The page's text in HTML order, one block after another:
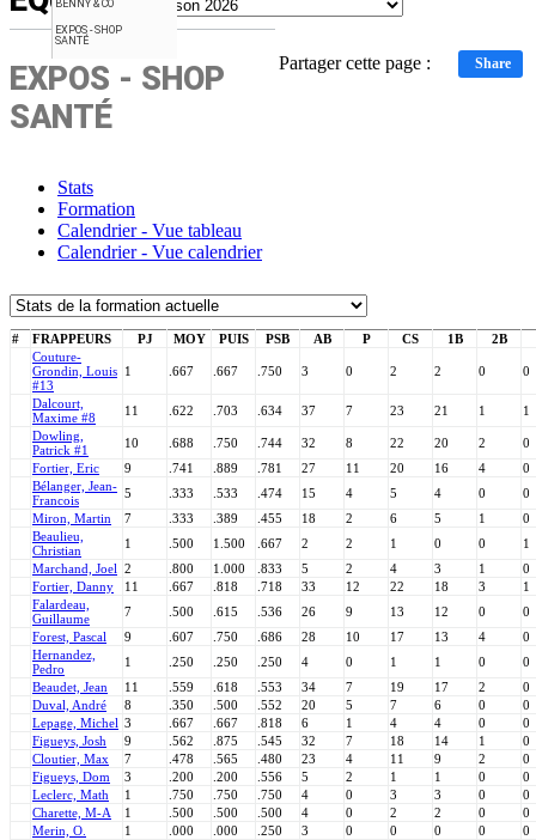
BENNY & CO
EXPOS - SHOP
SANTÉ
Partager cette page : Share
EXPOS - SHOP
SANTÉ
Stats
Formation
Calendrier - Vue tableau
Calendrier - Vue calendrier
# FRAPPEURS PJ MOY PUIS PSB AB P CS 1B 2B
Couture-
Grondin, Louis
#13
1 .667 .667 .750 3 0 2 2 0 0
Dalcourt,
Maxime #8
11 .622 .703 .634 37 7 23 21 1
1
Dowling,
Patrick #1
10 .688 .750 .744 32 8 22 20 2
0
Fortier, Eric
9 .741 .889 .781 27 11 20 16 4
0
Bélanger, Jean-
Francois
5 .333 .533 .474 15 4 5 4 0
0
Miron, Martin
7 .333 .389 .455 18 2 6 5 1
0
Beaulieu,
Christian
1 .500 1.500 .667 2 2 1 0 0
1
Marchand, Joel 2 .800 1.000 .833 5 2 4 3 1
0
Fortier, Danny
11 .667 .818 .718 33 12 22 18 3
1
Falardeau,
Guillaume
7 .500 .615 .536 26 9 13 12 0
0
Forest, Pascal
9 .607 .750 .686 28 10 17 13 4
0
Hernandez,
Pedro
1 .250 .250 .250 4 0 1 1 0
0
Beaudet, Jean
11 .559 .618 .553 34 7 19 17 2
0
Duval, André
8 .350 .500 .552 20 5 7 6 0
0
Lepage, Michel 3 .667 .667 .818 6 1 4 4 0
0
Figueys, Josh
9 .562 .875 .545 32 7 18 14 1
0
Cloutier, Max
7 .478 .565 .480 23 4 11 9 2
0
Figueys, Dom
3 .200 .200 .556 5 2 1 1 0
0
Leclerc, Math
1 .750 .750 .750 4 0 3 3 0
0
Charette, M-A
1 .500 .500 .500 4 0 2 2 0
0
Merin, O.
1 .000 .000 .250 3 0 0 0 0
0